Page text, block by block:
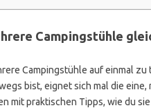
Campingstühle
Campingstühle auf einmal
bist, eignet sich mal die eine,
mit praktischen Tipps, wie du